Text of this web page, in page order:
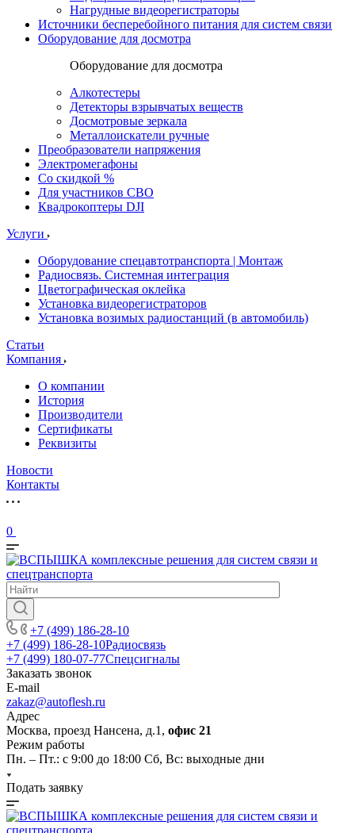
Нагрудные видеорегистраторы
Источники бесперебойного питания для систем связи
Оборудование для досмотра
Оборудование для досмотра
Алкотестеры
Детекторы взрывчатых веществ
Досмотровые зеркала
Металлоискатели ручные
Преобразователи напряжения
Электромегафоны
Со скидкой %
Для участников СВО
Квадрокоптеры DJI
Услуги
Оборудование спецавтотранспорта | Монтаж
Радиосвязь. Системная интеграция
Цветографическая оклейка
Установка видеорегистраторов
Установка возимых радиостанций (в автомобиль)
Статьи
Компания
О компании
История
Производители
Сертификаты
Реквизиты
Новости
Контакты
0
+7 (499) 186-28-10
+7 (499) 186-28-10Радиосвязь
+7 (499) 180-07-77Спецсигналы
Заказать звонок
E-mail
zakaz@autoflesh.ru
Адрес
Москва, проезд Нансена, д.1, офис 21
Режим работы
Пн. – Пт.: с 9:00 до 18:00 Cб, Вс: выходные дни
Подать заявку